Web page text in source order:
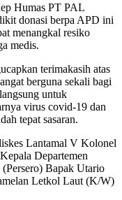
Humas PT PAL
donasi berpa APD ini
menangkal resiko
medis.
terimakasih atas
berguna sekali bagi
untuk
virus covid-19 dan
tepat sasaran.
Lantamal V Kolonel
Departemen
Bapak Utario
Letkol Laut (K/W)